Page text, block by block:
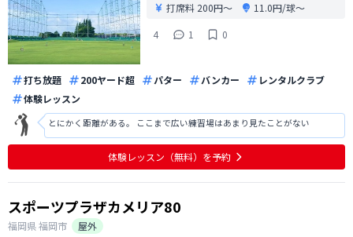
打席料 200円〜
11.0円/球〜
4
1 0
打ち放題 200ヤード超 パター バンカー
レンタルクラブ
体験レッスン
とにかく距離がある。 ここまで広い練習場はあまり見たことがない
体験レッスン（無料）を予約
スポーツプラザカメリア80
福岡県福岡市
屋外